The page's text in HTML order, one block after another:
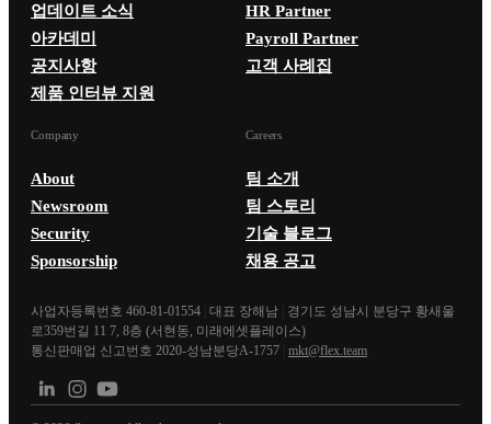
업데이트 소식
아카데미
공지사항
제품 인터뷰 지원
HR Partner
Payroll Partner
고객 사례집
Company
About
Newsroom
Security
Sponsorship
Careers
팀 소개
팀 스토리
기술 블로그
채용 공고
사업자등록번호 460-81-01554 대표 장해남
경기도 성남시 분당구 황새울
로359번길 11 7, 8층 (서현동, 미래에셋플레이스)
통신판매업 신고번호 2020-성남분당A-1757 mkt@flex.team